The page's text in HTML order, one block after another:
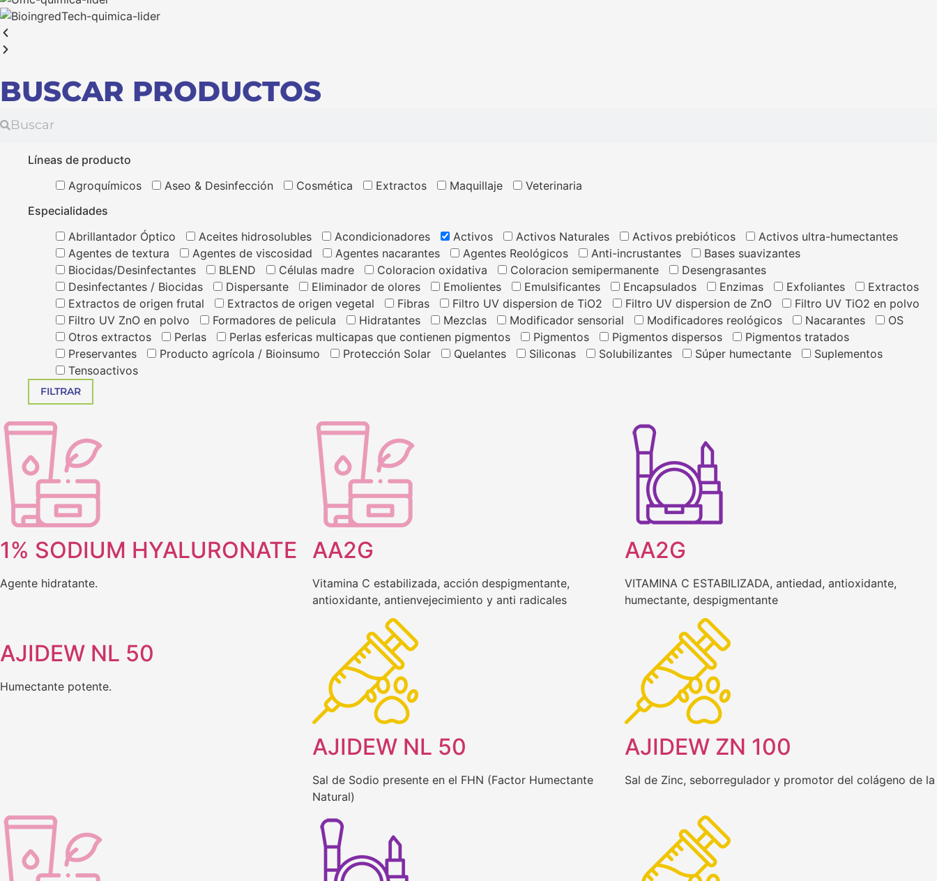
BUSCAR PRODUCTOS
Líneas de producto
Agroquímicos
Aseo & Desinfección Cosmética Extractos Maquillaje
Veterinaria
Especialidades
Abrillantador Óptico
Aceites hidrosolubles Acondicionadores Activos Activos Naturales Activos prebióticos
Activos ultra-humectantes
Agentes de textura
Agentes de viscosidad Agentes nacarantes Agentes Reológicos Anti-incrustantes
Bases suavizantes
Biocidas/Desinfectantes
BLEND Células madre Coloracion oxidativa Coloracion semipermanente
Desengrasantes
Desinfectantes / Biocidas
Dispersante Eliminador de olores Emolientes Emulsificantes Encapsulados Enzimas Exfoliantes
Extractos
Extractos de origen frutal
Extractos de origen vegetal Fibras Filtro UV dispersion de TiO2 Filtro UV dispersion de ZnO
Filtro UV TiO2 en polvo
Filtro UV ZnO en polvo
Formadores de pelicula Hidratantes Mezclas Modificador sensorial Modificadores reológicos Nacarantes
OS
Otros extractos
Perlas Perlas esfericas multicapas que contienen pigmentos Pigmentos Pigmentos dispersos
Pigmentos tratados
Preservantes
Producto agrícola / Bioinsumo Protección Solar Quelantes Siliconas Solubilizantes Súper humectante
Suplementos
Tensoactivos
1% SODIUM HYALURONATE
Agente hidratante.
AA2G
Vitamina C estabilizada, acción despigmentante,
antioxidante, antienvejecimiento y anti radicales
AA2G
VITAMINA C ESTABILIZADA, antiedad, antioxidante,
humectante, despigmentante
AJIDEW NL 50
Humectante potente.
AJIDEW NL 50
Sal de Sodio presente en el FHN (Factor Humectante
Natural)
AJIDEW ZN 100
Sal de Zinc, seborregulador y promotor del colágeno de la